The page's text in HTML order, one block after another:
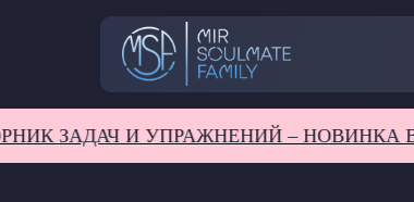
И УПРАЖНЕНИЙ – НОВИНКА В